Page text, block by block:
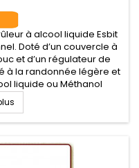
à alcool liquide Esbit
Doté d’un couvercle à
et d’un régulateur de
à la randonnée légère et
liquide ou Méthanol